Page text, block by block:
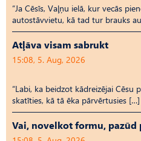
“Ja Cēsīs, Vaļņu ielā, kur vecās
autostāvvietu, kā tad tur brauks
Atļāva visam sabrukt
15:08, 5. Aug, 2026
“Labi, ka beidzot kādreizējai Cēsu
skatīties, kā tā ēka pārvērtusies […]
Vai, novelkot formu, pazūd